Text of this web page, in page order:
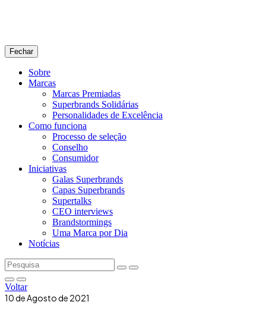
Fechar
Sobre
Marcas
Marcas Premiadas
Superbrands Solidárias
Personalidades de Excelência
Como funciona
Processo de seleção
Conselho
Consumidor
Iniciativas
Galas Superbrands
Capas Superbrands
Supertalks
CEO interviews
Brandstormings
Uma Marca por Dia
Notícias
Voltar
10 de Agosto de 2021